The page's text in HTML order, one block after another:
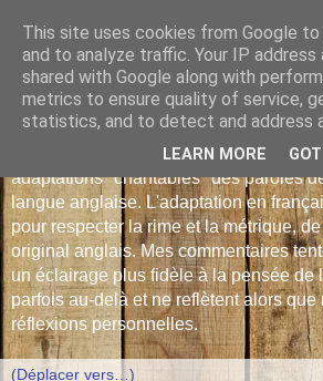
Les
Polyphrène
Versions françaises inédites : déjà plus
adaptations "chantables" des paroles
langue anglaise. L'adaptation en
pour respecter la rime et la métrique,
original anglais. Mes commentaires
un éclairage plus fidèle à la pensée de
parfois au-delà et ne reflètent alors que
réflexions personnelles.
This site uses cookies from Google
and to analyze traffic. Your IP address
shared with Google along with
metrics to ensure quality of service,
statistics, and to detect and address
LEARN MORE